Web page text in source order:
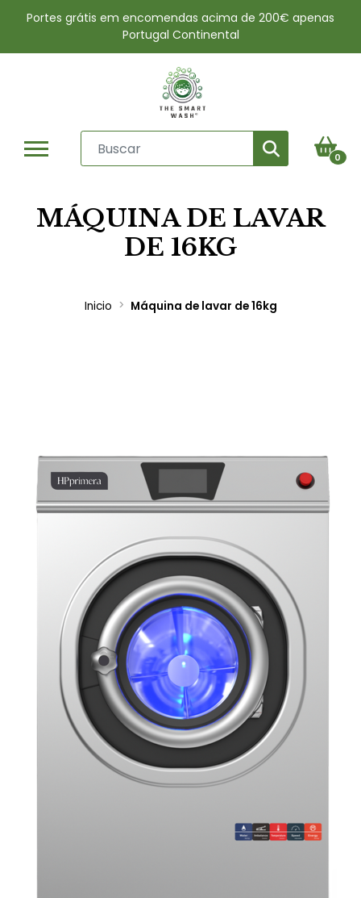
Portes grátis em encomendas acima de 200€ apenas
Portugal Continental
0
MÁQUINA DE LAVAR
DE 16KG
Inicio Máquina de lavar de 16kg